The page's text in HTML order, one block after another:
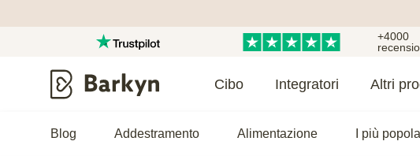
+4000
Cibo Integratori Altri
Blog Addestramento Alimentazione I più